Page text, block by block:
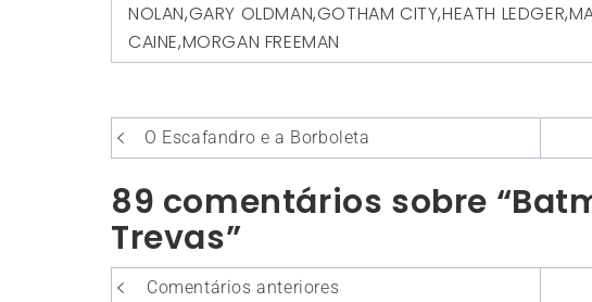
NOLAN,GARY OLDMAN,GOTHAM CITY,HEATH LEDGER,
CAINE,MORGAN FREEMAN
Navegação
de
Post
O Escafandro e a Borboleta
89 comentários sobre
Trevas”
Navegação
Comentários anteriores